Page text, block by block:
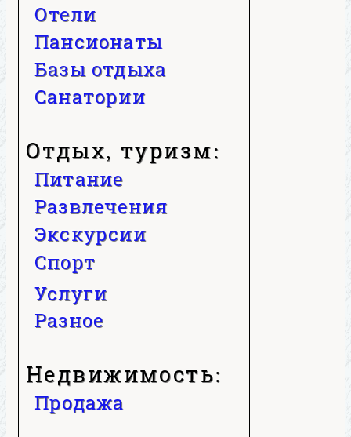
Отели
Пансионаты
Базы отдыха
Санатории
Отдых, туризм:
Питание
Развлечения
Экскурсии
Спорт
Услуги
Разное
Недвижимость:
Продажа